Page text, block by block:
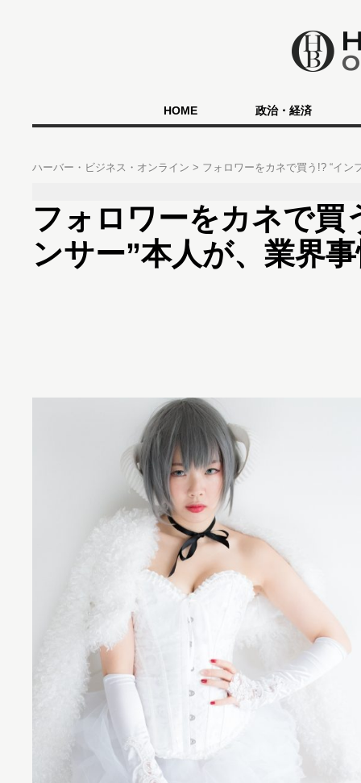
HOME 政治・経済
ハーバー・ビジネス・オンライン フォロワーをカネで買う!? “イ
フォロワーをカネで買
ンサー”本人が、業界